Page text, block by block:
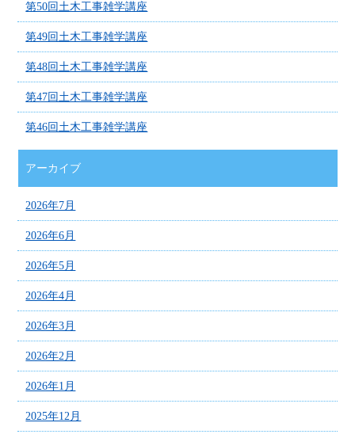
第50回土木工事雑学講座
第49回土木工事雑学講座
第48回土木工事雑学講座
第47回土木工事雑学講座
第46回土木工事雑学講座
アーカイブ
2026年7月
2026年6月
2026年5月
2026年4月
2026年3月
2026年2月
2026年1月
2025年12月